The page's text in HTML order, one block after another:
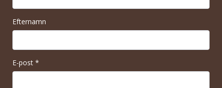
Efternamn
E-post *